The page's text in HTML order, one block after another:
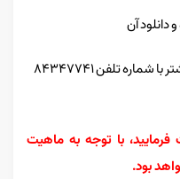
در صورت نیاز به راهنمایی و اطلاعات بیشتر با شماره تلفن ۸۴۳۴۷۷۴۱
با توجه به ماهیت
بود.